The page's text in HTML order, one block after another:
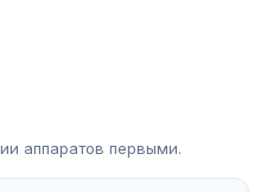
аппаратов первыми.